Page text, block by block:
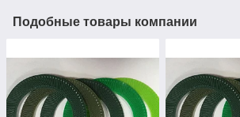
Подобные товары компании